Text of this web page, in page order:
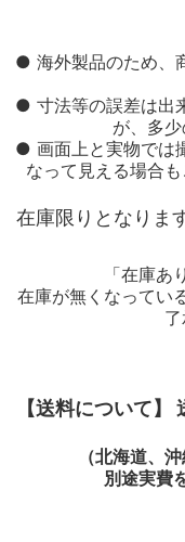
● 海外製品のため、
● 寸法等の誤差は出
が、多少
● 画面上と実物では
なって見える場合
在庫限りとなります
「在庫あ
在庫が無くなってい
【送料について】
（北海道、
別途実費